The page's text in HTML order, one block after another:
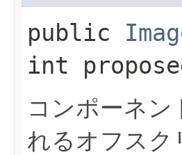
public
int
コンポーネン
れるオフスク